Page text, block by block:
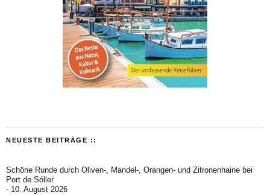
NEUESTE BEITRÄGE ::
Schöne Runde durch Oliven-, Mandel-, Orangen- und Zitronenhaine bei
Port de Sóller
10. August 2026